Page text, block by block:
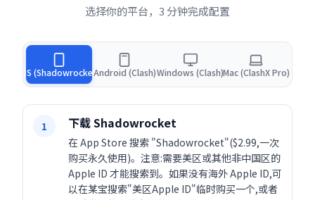
选择你的平台，3 分钟完成配置
iOS (Shadowrocket)Android (Clash)Windows (Clash)Mac (ClashX Pro)
1 下载 Shadowrocket
在 App Store 搜索 "Shadowrocket"($2.99,一次
购买永久使用)。注意:需要美区或其他非中国区的
Apple ID 才能搜索到。如果没有海外 Apple ID,可
以在某宝搜索"美区Apple ID"临时购买一个,或者